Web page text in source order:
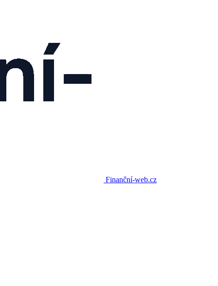
Finanční-web.cz